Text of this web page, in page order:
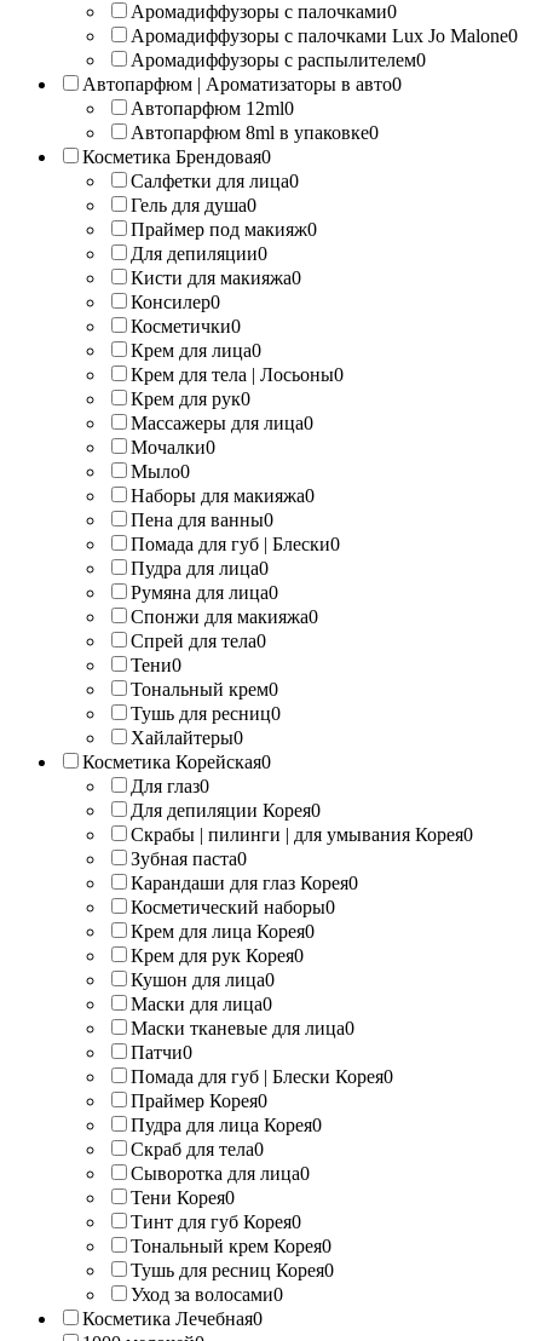
Аромадиффузоры с палочками0
Аромадиффузоры с палочками Lux Jo Malone0
Аромадиффузоры с распылителем0
Автопарфюм | Ароматизаторы в авто0
Автопарфюм 12ml0
Автопарфюм 8ml в упаковке0
Косметика Брендовая0
Салфетки для лица0
Гель для душа0
Праймер под макияж0
Для депиляции0
Кисти для макияжа0
Консилер0
Косметички0
Крем для лица0
Крем для тела | Лосьоны0
Крем для рук0
Массажеры для лица0
Мочалки0
Мыло0
Наборы для макияжа0
Пена для ванны0
Помада для губ | Блески0
Пудра для лица0
Румяна для лица0
Спонжи для макияжа0
Спрей для тела0
Тени0
Тональный крем0
Тушь для ресниц0
Хайлайтеры0
Косметика Корейская0
Для глаз0
Для депиляции Корея0
Скрабы | пилинги | для умывания Корея0
Зубная паста0
Карандаши для глаз Корея0
Косметический наборы0
Крем для лица Корея0
Крем для рук Корея0
Кушон для лица0
Маски для лица0
Маски тканевые для лица0
Патчи0
Помада для губ | Блески Корея0
Праймер Корея0
Пудра для лица Корея0
Скраб для тела0
Сыворотка для лица0
Тени Корея0
Тинт для губ Корея0
Тональный крем Корея0
Тушь для ресниц Корея0
Уход за волосами0
Косметика Лечебная0